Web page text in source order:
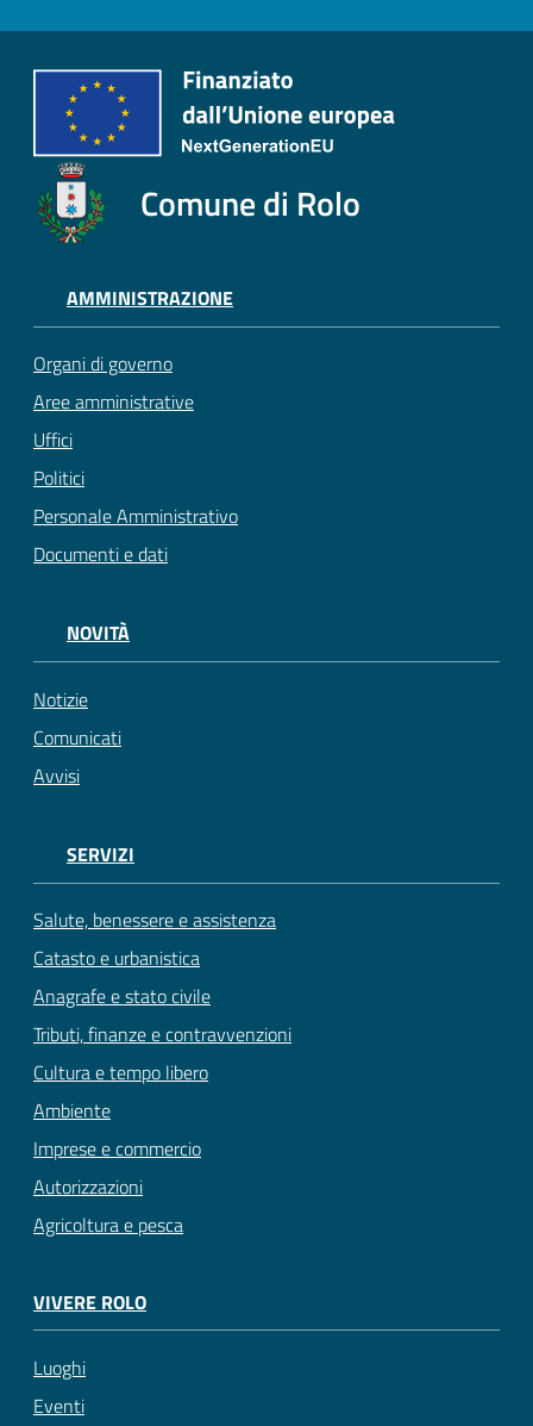
Comune di Rolo
AMMINISTRAZIONE
Organi di governo
Aree amministrative
Uffici
Politici
Personale Amministrativo
Documenti e dati
NOVITÀ
Notizie
Comunicati
Avvisi
SERVIZI
Salute, benessere e assistenza
Catasto e urbanistica
Anagrafe e stato civile
Tributi, finanze e contravvenzioni
Cultura e tempo libero
Ambiente
Imprese e commercio
Autorizzazioni
Agricoltura e pesca
VIVERE ROLO
Luoghi
Eventi